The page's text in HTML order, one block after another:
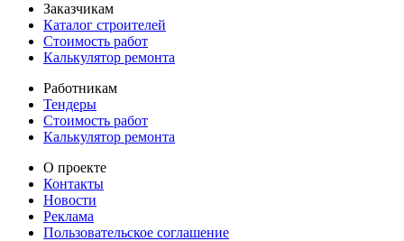
Заказчикам
Каталог строителей
Стоимость работ
Калькулятор ремонта
Работникам
Тендеры
Стоимость работ
Калькулятор ремонта
О проекте
Контакты
Новости
Реклама
Пользовательское соглашение